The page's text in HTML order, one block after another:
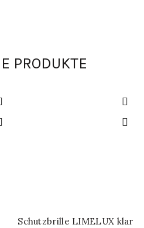
PRODUKTE
IN DEN WARENKORB
Schutzbrille LIMELUX klar